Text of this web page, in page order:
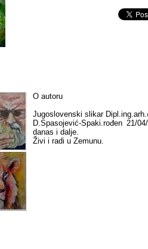
O autoru
Jugoslovenski slikar
D.Spasojević-Spaki.rođen 21/
danas i dalje.
Živi i radi u Zemunu.